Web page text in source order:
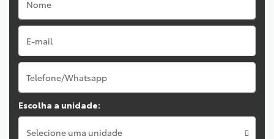
Escolha a unidade:
Selecione uma unidade